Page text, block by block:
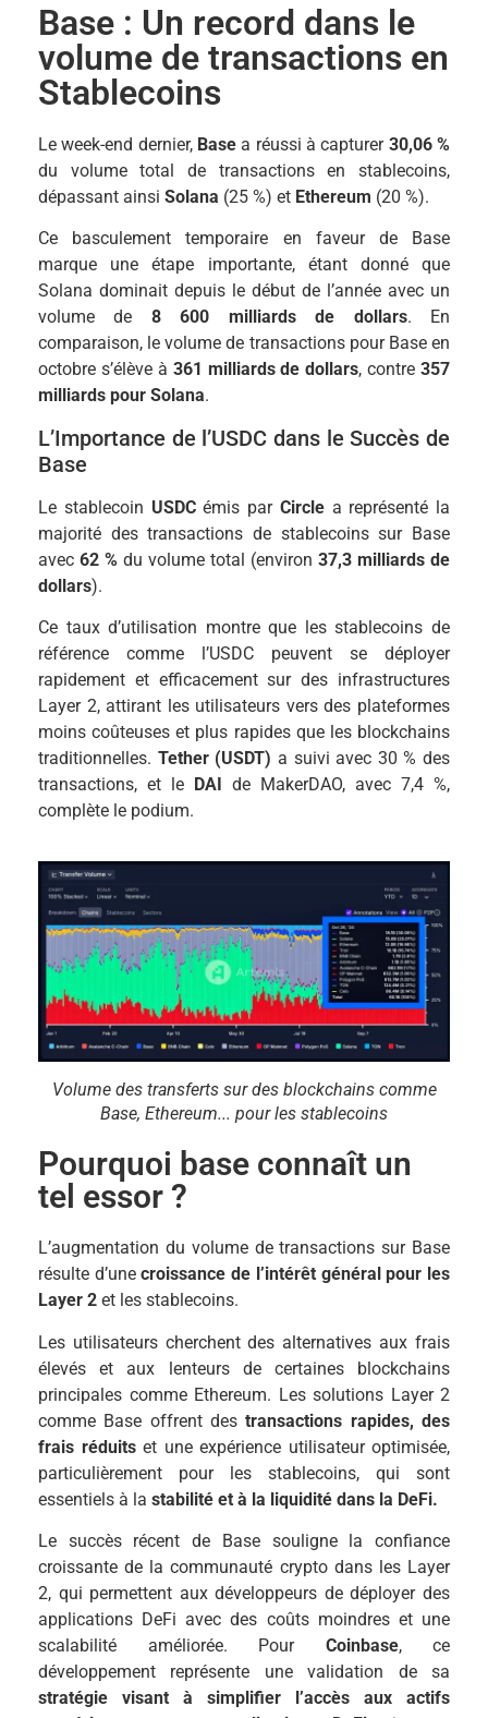
Base : Un record dans le
volume de transactions en
Stablecoins
Le week-end dernier, Base a réussi à capturer 30,06 %
du volume total de transactions en stablecoins,
dépassant ainsi Solana (25 %) et Ethereum (20 %).
Ce basculement temporaire en faveur de Base
marque une étape importante, étant donné que
Solana dominait depuis le début de l’année avec un
volume de 8 600 milliards de dollars. En
comparaison, le volume de transactions pour Base en
octobre s’élève à 361 milliards de dollars, contre 357
milliards pour Solana.
L’Importance de l’USDC dans le Succès de
Base
Le stablecoin USDCémis par Circlea représenté la
majorité des transactions de stablecoins sur Base
avec 62 % du volume total (environ 37,3 milliards de
dollars).
Ce taux d’utilisation montre que les stablecoins de
référence comme l’USDC peuvent se déployer
rapidement et efficacement sur des infrastructures
Layer 2, attirant les utilisateurs vers des plateformes
moins coûteuses et plus rapides que les blockchains
traditionnelles. Tether (USDT) a suivi avec 30 % des
transactions, et le DAI de MakerDAO, avec 7,4 %,
complète le podium.
Volume des transferts sur des blockchains comme
Base, Ethereum... pour les stablecoins
Pourquoi base connaît un
tel essor ?
L’augmentation du volume de transactions sur Base
résulte d’unecroissance de l’intérêt général pour les
Layer 2 et les stablecoins.
Les utilisateurs cherchent des alternatives aux frais
élevés et aux lenteurs de certaines blockchains
principales comme Ethereum. Les solutions Layer 2
comme Base offrent destransactions rapides, des
frais réduitset une expérience utilisateur optimisée,
particulièrement pour les stablecoins, qui sont
essentiels à la stabilité et à la liquidité dans la DeFi.
Le succès récent de Base souligne la confiance
croissante de la communauté crypto dans les Layer
2, qui permettent aux développeurs de déployer des
applications DeFi avec des coûts moindres et une
scalabilité améliorée. Pour Coinbase, ce
développement représente une validation de sa
stratégie visant à simplifier l’accès aux actifs